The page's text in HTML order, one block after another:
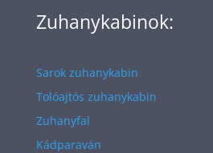
Zuhanykabinok:
Sarok zuhanykabin
Tolóajtós zuhanykabin
Zuhanyfal
Kádparaván